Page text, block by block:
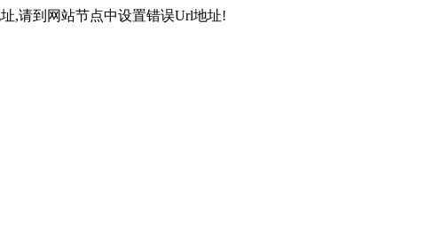
,请到网站节点中设置错误Url地址!